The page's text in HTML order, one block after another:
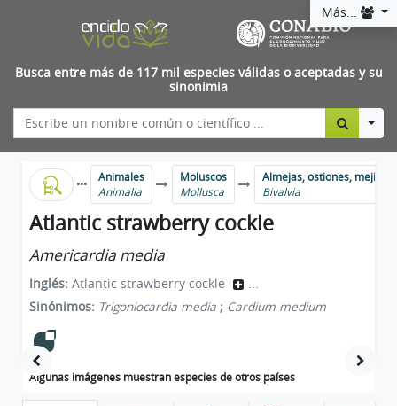
Más...
Busca entre más de 117 mil especies válidas o aceptadas y su
sinonimia
Animales
Animalia
Moluscos
Mollusca
Almejas, ostiones,
Bivalvia
Atlantic strawberry cockle
Americardia media
Inglés: Atlantic strawberry cockle
...
Sinónimos: Trigoniocardia media ; Cardium medium
Algunas imágenes muestran especies de otros países